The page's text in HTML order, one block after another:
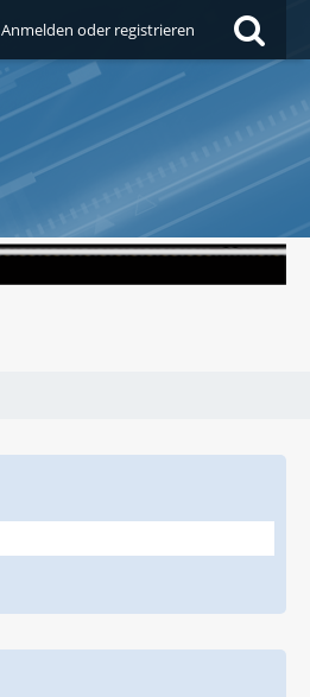
Anmelden oder registrieren